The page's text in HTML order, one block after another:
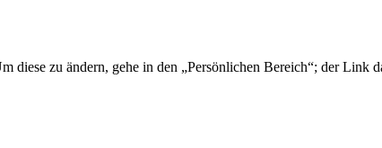
diese zu ändern, gehe in den „Persönlichen Bereich“; der Link